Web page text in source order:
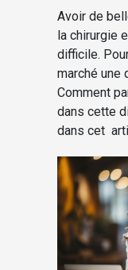
Avoir de
la chirurgie
difficile.
marché une
Comment
dans cette
dans cet